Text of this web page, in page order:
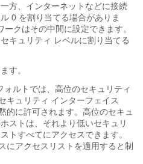
方、インターネットなどに接続
0 を割り当てる場合がありま
クはその中間に設定できます。
キュリティ レベルに割り当てる
す。
ルトでは、高位のセキュリティ
キュリティ インターフェイス
的に許可されます。高位のセキュ
ストは、それより低いセキュリ
トすべてにアクセスできます。
にアクセスリストを適用すると制